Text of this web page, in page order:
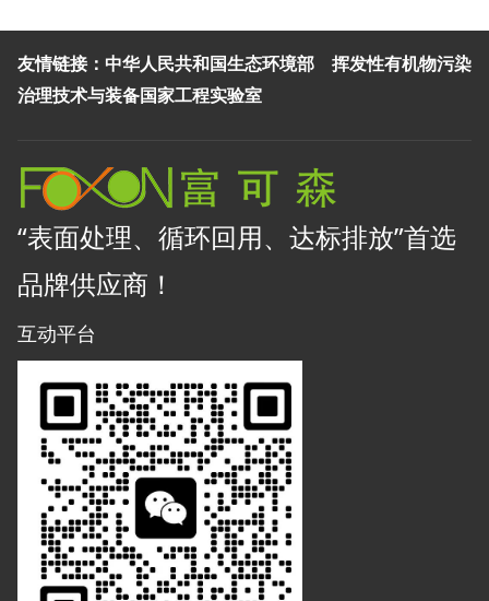
友情链接： 中华人民共和国生态环境部
挥发性有机物污染
治理技术与装备国家工程实验室
“表面处理、循环回用、达标排放”首选
品牌供应商！
互动平台